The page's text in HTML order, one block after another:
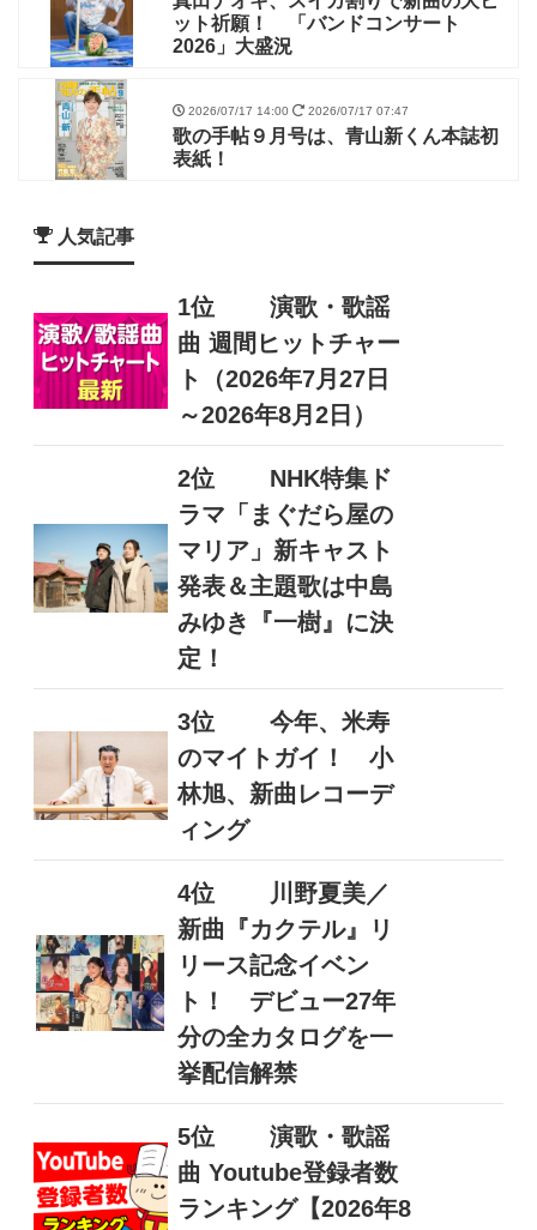
ット祈願！ 「バンドコンサート
2026」大盛況
2026/07/17 14:00 2026/07/17 07:47
歌の手帖９月号は、青山新くん本誌初
表紙！
人気記事
1位
演歌・歌謡
曲 週間ヒットチャー
ト（2026年7月27日
～2026年8月2日）
2位
NHK特集ド
ラマ「まぐだら屋の
マリア」新キャスト
発表＆主題歌は中島
みゆき『一樹』に決
定！
3位
今年、米寿
のマイトガイ！ 小
林旭、新曲レコーデ
ィング
4位
川野夏美／
新曲『カクテル』リ
リース記念イベン
ト！ デビュー27年
分の全カタログを一
挙配信解禁
5位
演歌・歌謡
曲 Youtube登録者数
ランキング【2026年8